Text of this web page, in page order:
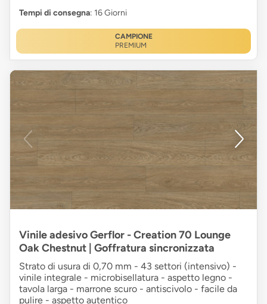
Tempi di consegna: 16 Giorni
CAMPIONE
PREMIUM
Vinile adesivo Gerflor - Creation 70 Lounge
Oak Chestnut | Goffratura sincronizzata
Strato di usura di 0,70 mm - 43 settori (intensivo) -
vinile integrale - microbisellatura - aspetto legno -
tavola larga - marrone scuro - antiscivolo - facile da
pulire - aspetto autentico